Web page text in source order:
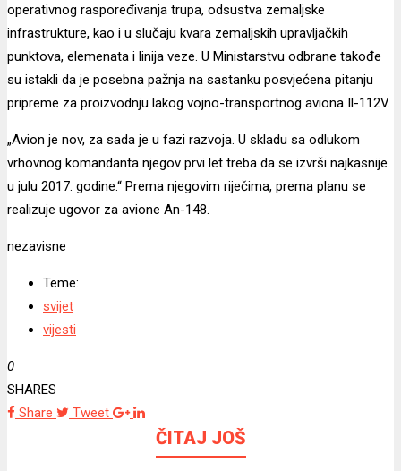
operativnog raspoređivanja trupa, odsustva zemaljske
infrastrukture, kao i u slučaju kvara zemaljskih upravljačkih
punktova, elemenata i linija veze. U Ministarstvu odbrane takođe
su istakli da je posebna pažnja na sastanku posvjećena pitanju
pripreme za proizvodnju lakog vojno-transportnog aviona Il-112V.
„Avion je nov, za sada je u fazi razvoja. U skladu sa odlukom
vrhovnog komandanta njegov prvi let treba da se izvrši najkasnije
u julu 2017. godine.“ Prema njegovim riječima, prema planu se
realizuje ugovor za avione An-148.
nezavisne
Teme:
svijet
vijesti
0
SHARES
Share
Tweet
ČITAJ JOŠ